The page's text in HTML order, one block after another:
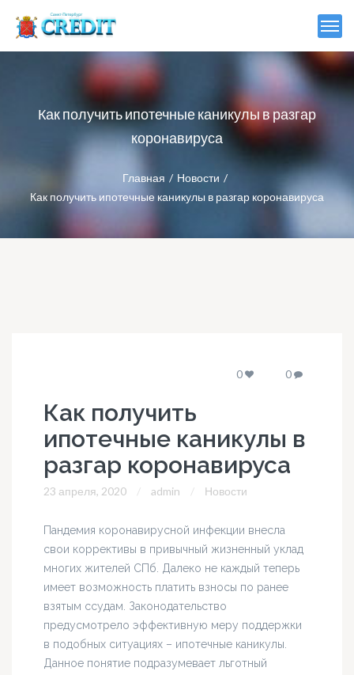
Как получить ипотечные каникулы в разгар
коронавируса
Главная
Новости
Как получить ипотечные каникулы в разгар коронавируса
0 0
Как получить
ипотечные каникулы в
разгар коронавируса
23 апреля, 2020 admin Новости
Пандемия коронавирусной инфекции внесла
свои коррективы в привычный жизненный уклад
многих жителей СПб. Далеко не каждый теперь
имеет возможность платить взносы по ранее
взятым ссудам. Законодательство
предусмотрело эффективную меру поддержки
в подобных ситуациях – ипотечные каникулы.
Данное понятие подразумевает льготный